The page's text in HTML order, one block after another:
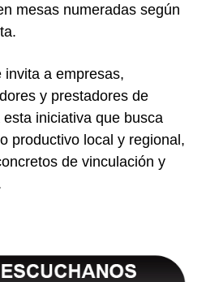
mesas numeradas según
invita a empresas,
y prestadores de
iniciativa que busca
productivo local y regional,
de vinculación y